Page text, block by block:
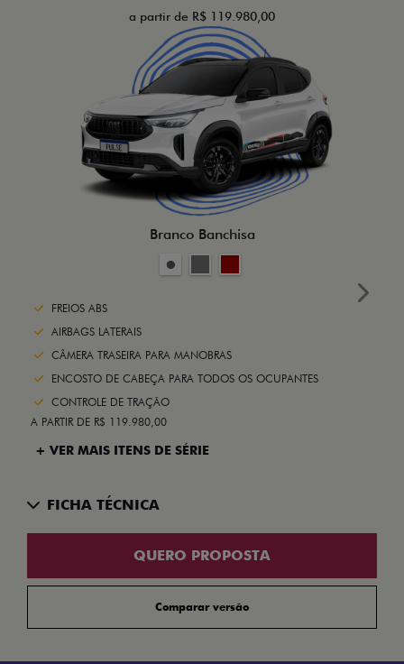
a partir de R$ 119.980,00
Branco Banchisa
FREIOS ABS
AIRBAGS LATERAIS
CÂMERA TRASEIRA PARA MANOBRAS
ENCOSTO DE CABEÇA PARA TODOS OS OCUPANTES
CONTROLE DE TRAÇÃO
A PARTIR DE R$ 119.980,00
+ VER MAIS ITENS DE SÉRIE
FICHA TÉCNICA
QUERO PROPOSTA
Comparar versão
Next